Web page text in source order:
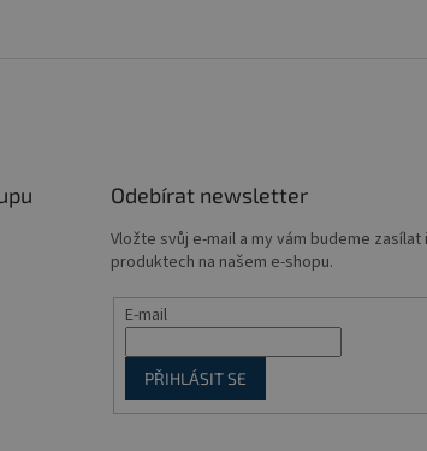
Odebírat newsletter
Vložte svůj e-mail a my vám budeme
produktech na našem e-shopu.
E-mail
PŘIHLÁSIT SE